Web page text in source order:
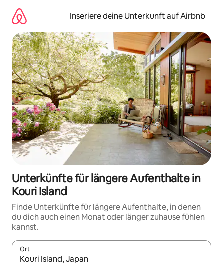
Inhalten
springen
Inseriere deine Unterkunft auf Airbnb
Unterkünfte für längere Aufenthalte in
Kouri Island
Finde Unterkünfte für längere Aufenthalte, in denen
du dich auch einen Monat oder länger zuhause fühlen
kannst.
Ort
Wenn Ergebnisse verfügbar sind, navigiere mit den